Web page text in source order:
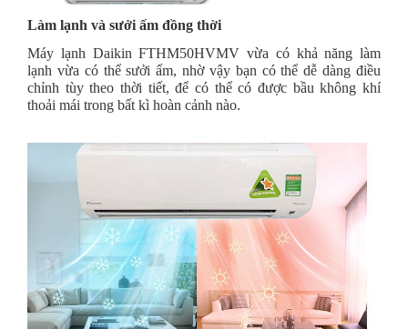
Làm lạnh và sưởi ấm đồng thời
Máy lạnh Daikin FTHM50HVMV vừa có khả năng làm
lạnh vừa có thể sưởi ấm, nhờ vậy bạn có thể dễ dàng điều
chỉnh tùy theo thời tiết, để có thể có được bầu không khí
thoải mái trong bất kì hoàn cảnh nào.